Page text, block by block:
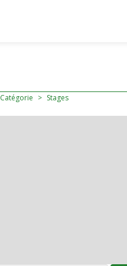
Catégorie > Stages